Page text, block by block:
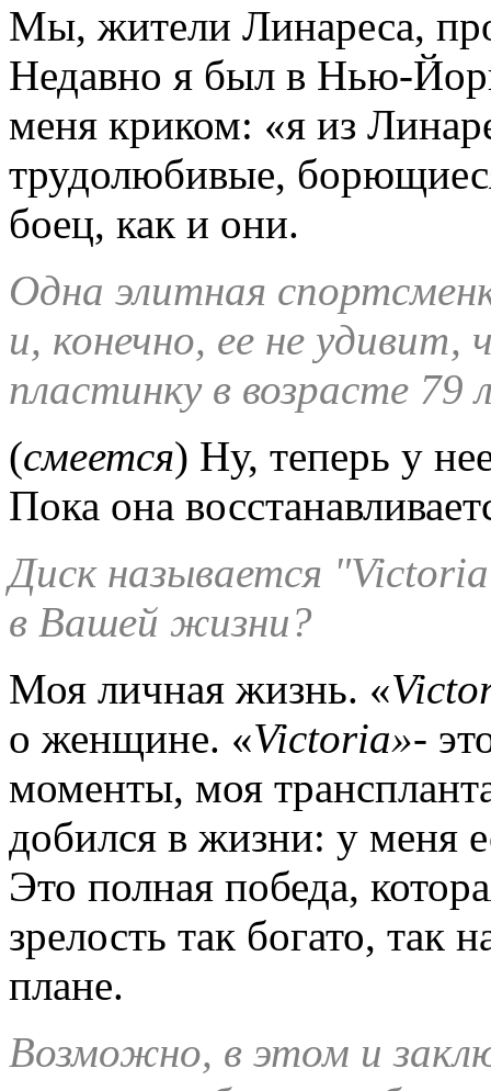
Мы, жители Линареса,
Недавно я был в Нью-
меня криком: «я из
трудолюбивые,
боец, как и они.
Одна элитная
и, конечно, ее не
пластинку в возрасте 79
(смеется) Ну, теперь у
Пока она
Диск называется "Victoria
в Вашей жизни?
Моя личная жизнь. «
о женщине. «Victoria»-
моменты, моя
добился в жизни: у меня
Это полная победа,
зрелость так богато,
плане.
Возможно, в этом и